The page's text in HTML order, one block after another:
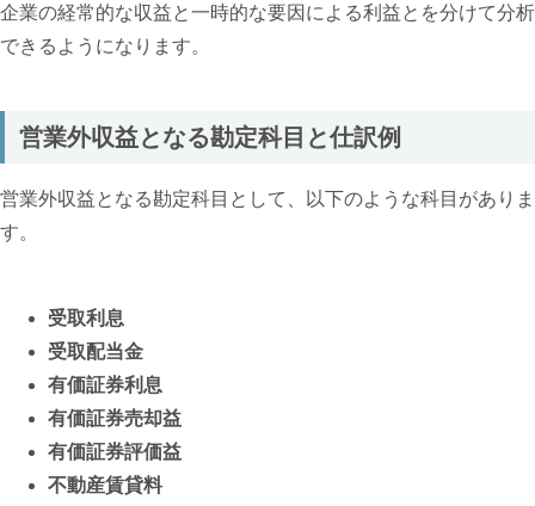
企業の経常的な収益と一時的な要因による利益とを分けて分析
できるようになります。
営業外収益となる勘定科目と仕訳例
営業外収益となる勘定科目として、以下のような科目がありま
す。
受取利息
受取配当金
有価証券利息
有価証券売却益
有価証券評価益
不動産賃貸料